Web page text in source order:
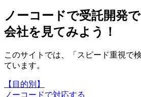
ノーコードで受託開発
会社を見てみよう！
このサイトでは、「スピード重視で
ています。
【目的別】
ノーコードで対応する